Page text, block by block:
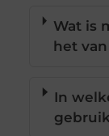
Wat is
het
In